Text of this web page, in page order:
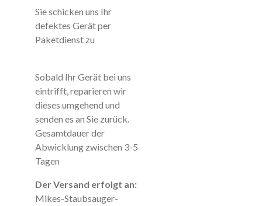
Sie schicken uns Ihr
defektes Gerät per
Paketdienst zu
Sobald Ihr Gerät bei uns
eintrifft, reparieren wir
dieses umgehend und
senden es an Sie zurück.
Gesamtdauer der
Abwicklung zwischen 3-5
Tagen
Der Versand erfolgt an:
Mikes-Staubsauger-